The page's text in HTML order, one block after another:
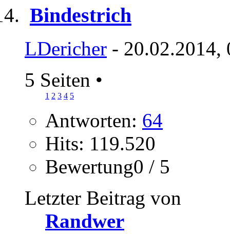
Bindestrich
LDericher - 20.02.2014,
5 Seiten •
1 2 3 4 5
Antworten: 64
Hits: 119.520
Bewertung0 / 5
Letzter Beitrag von
Randwer